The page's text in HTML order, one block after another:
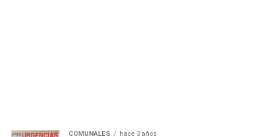
COMUNALES hace 3 años